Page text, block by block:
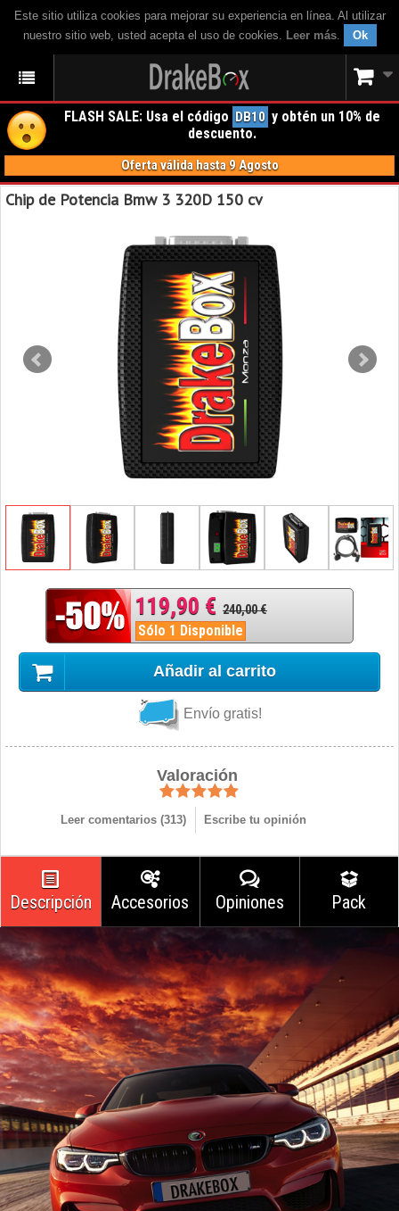
Este sitio utiliza cookies para mejorar su experiencia en línea. Al utilizar
nuestro sitio web, usted acepta el uso de cookies. Leer más. Ok
FLASH SALE: Usa el código DB10 y obtén un 10% de
descuento.
Oferta válida hasta 9 Agosto
Chip de Potencia Bmw 3 320D 150 cv
119,90 € 240,00 €
Sólo 1 Disponible
Añadir al carrito
Envío gratis!
Valoración
Leer comentarios (313) Escribe tu opinión
Descripción Accesorios Opiniones Pack